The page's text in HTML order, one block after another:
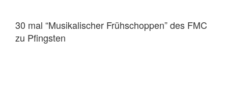
30 mal “Musikalischer Frühschoppen” des FMC
zu Pfingsten